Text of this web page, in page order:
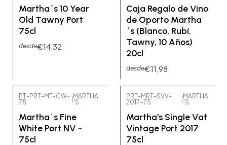
Martha´s 10 Year
Old Tawny Port
75cl
desde€14,32
Caja Regalo de Vino
de Oporto Martha
´s (Blanco, Rubí,
Tawny, 10 Años)
20cl
desde€11,98
PT-PRT-MT-CW-
75
|MARTHA
´S
Martha´s Fine
White Port NV -
75cl
No disponible
PRT-MRT-SVV-
2017-75
|MARTHA
´S
Martha's Single Vat
Vintage Port 2017
75cl